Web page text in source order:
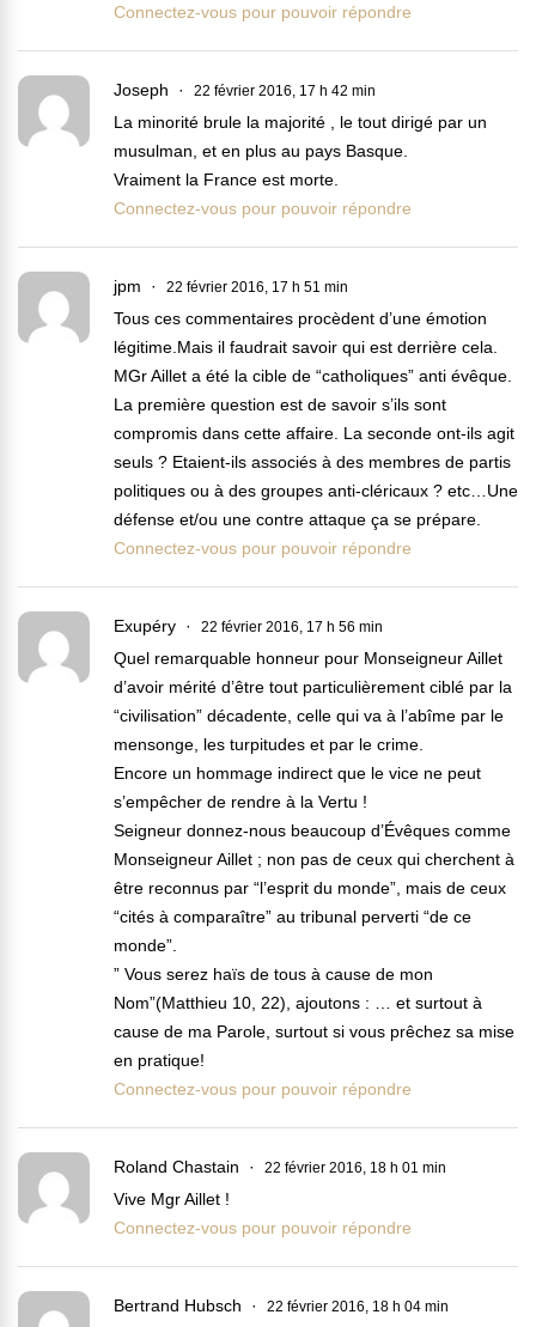
Connectez-vous pour pouvoir répondre
Joseph 22 février 2016, 17 h 42 min
La minorité brule la majorité , le tout dirigé par un
musulman, et en plus au pays Basque.
Vraiment la France est morte.
Connectez-vous pour pouvoir répondre
jpm 22 février 2016, 17 h 51 min
Tous ces commentaires procèdent d’une émotion
légitime.Mais il faudrait savoir qui est derrière cela.
MGr Aillet a été la cible de “catholiques” anti évêque.
La première question est de savoir s’ils sont
compromis dans cette affaire. La seconde ont-ils agit
seuls ? Etaient-ils associés à des membres de partis
politiques ou à des groupes anti-cléricaux ? etc…Une
défense et/ou une contre attaque ça se prépare.
Connectez-vous pour pouvoir répondre
Exupéry 22 février 2016, 17 h 56 min
Quel remarquable honneur pour Monseigneur Aillet
d’avoir mérité d’être tout particulièrement ciblé par la
“civilisation” décadente, celle qui va à l’abîme par le
mensonge, les turpitudes et par le crime.
Encore un hommage indirect que le vice ne peut
s’empêcher de rendre à la Vertu !
Seigneur donnez-nous beaucoup d’Évêques comme
Monseigneur Aillet ; non pas de ceux qui cherchent à
être reconnus par “l’esprit du monde”, mais de ceux
“cités à comparaître” au tribunal perverti “de ce
monde”.
” Vous serez haïs de tous à cause de mon
Nom”(Matthieu 10, 22), ajoutons : … et surtout à
cause de ma Parole, surtout si vous prêchez sa mise
en pratique!
Connectez-vous pour pouvoir répondre
Roland Chastain 22 février 2016, 18 h 01 min
Vive Mgr Aillet !
Connectez-vous pour pouvoir répondre
Bertrand Hubsch 22 février 2016, 18 h 04 min